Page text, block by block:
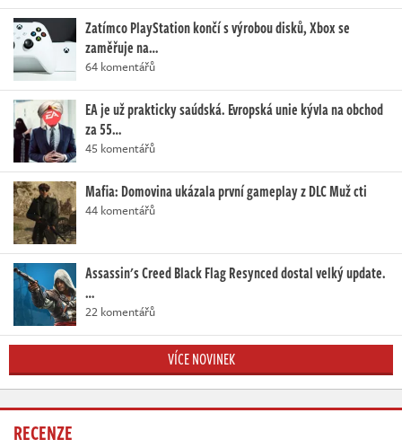
Zatímco PlayStation končí s výrobou disků, Xbox se
zaměřuje na…
64 komentářů
EA je už prakticky saúdská. Evropská unie kývla na obchod
za 55…
45 komentářů
Mafia: Domovina ukázala první gameplay z DLC Muž cti
44 komentářů
Assassin's Creed Black Flag Resynced dostal velký update.
…
22 komentářů
VÍCE NOVINEK
RECENZE